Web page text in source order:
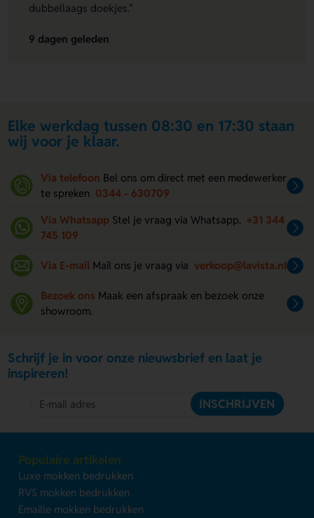
dubbellaags doekjes."
9 dagen geleden
Elke werkdag tussen 08:30 en 17:30 staan
wij voor je klaar.
Via telefoon Bel ons om direct met een medewerker
te spreken 0344 - 630709
Via Whatsapp Stel je vraag via Whatsapp. +31 344
745 109
Via E-mail Mail ons je vraag via verkoop@lavista.nl
Bezoek ons Maak een afspraak en bezoek onze
showroom.
Schrijf je in voor onze nieuwsbrief en laat je
inspireren!
INSCHRIJVEN
Populaire artikelen
Luxe mokken bedrukken
RVS mokken bedrukken
Emaille mokken bedrukken